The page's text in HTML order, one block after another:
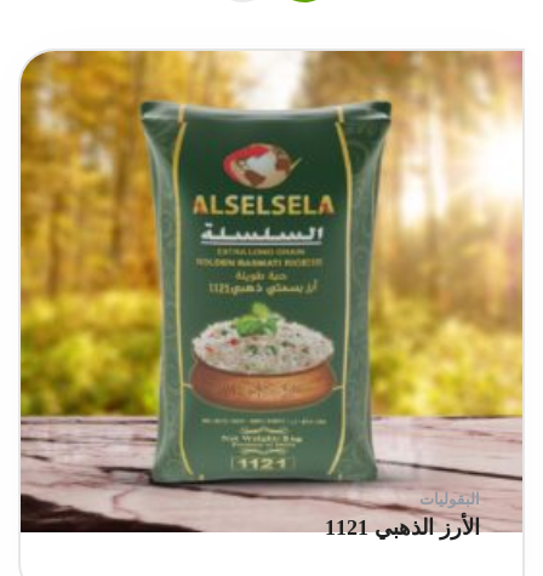
البقوليات
الأرز الذهبي 1121